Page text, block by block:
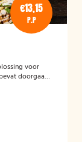
€13,15
P.P
voor
doorgaans
worden
op een
die